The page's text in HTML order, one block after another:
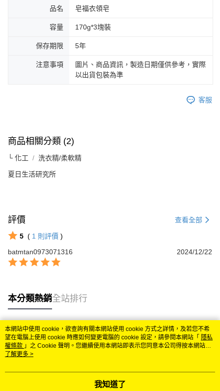
品名 皂福衣領皂
容量 170g*3塊裝
保存期限 5年
注意事項
圖片、商品資訊，製造日期僅供參考，實際
以出貨包裝為準
客服
商品相關分類 (2)
└ 化工 洗衣精/柔軟精
夏日生活研究所
評價 查看全部
5 ( 1 則評價 )
batmtan0973071316
2024/12/22
本分類熱銷全站排行
熱門標籤
本網站中使用 cookie，欲查詢有關本網站使用 cookie 方式之詳情，及若您不希
望在電腦上使用 cookie 時應如何變更電腦的 cookie 設定，請參閱本網站「 隱私
權條款 」之 Cookie 聲明。您繼續使用本網站即表示您同意本公司得按本網站使
用條款之 Cookie 聲明使用 cookie。
了解更多 >
我知道了